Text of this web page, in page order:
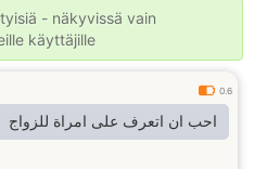
- näkyvissä vain
käyttäjille
0.6
احب ان اتعرف على امراة للزواج